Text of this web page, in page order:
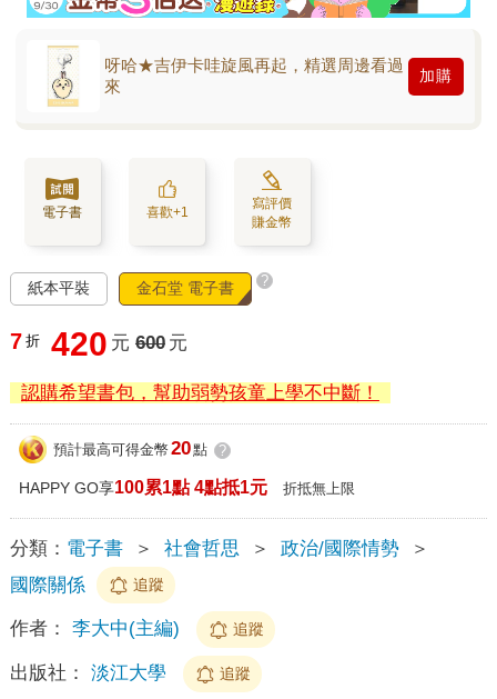
呀哈★吉伊卡哇旋風再起，精選周邊看過
來
加購
電子書 喜歡+1
寫評價
賺金幣
紙本平裝 金石堂 電子書 ?
7 折 420 元 600 元
認購希望書包，幫助弱勢孩童上學不中斷！
預計最高可得金幣 20點 ?
HAPPY GO享100累1點 4點抵1元 折抵無上限
分類： 電子書 ＞ 社會哲思 ＞ 政治/國際情勢
＞
國際關係
追蹤
作者： 李大中(主編) 追蹤
出版社： 淡江大學 追蹤